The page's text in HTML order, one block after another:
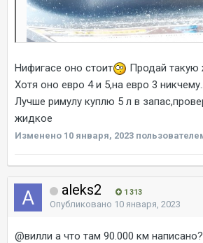
Нифигасе оно стоит
Продай такую
Хотя оно евро 4 и 5,на евро 3
Лучше римулу куплю 5 л в
жидкое
Изменено 10 января, 2023
aleks2 1 313
Опубликовано 10 января, 2023
@вилли а что там 90.000 км написано?